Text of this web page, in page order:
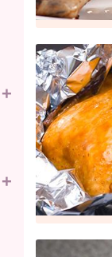
+
+